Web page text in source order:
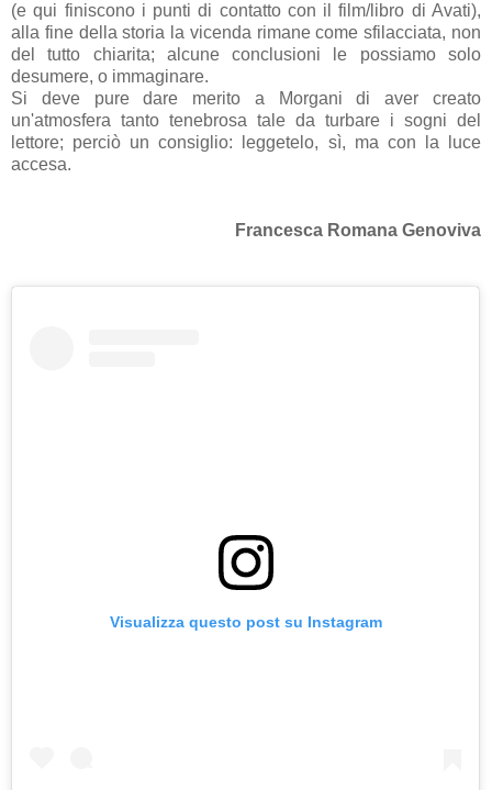
(e qui finiscono i punti di contatto con il film/libro di Avati),
alla fine della storia la vicenda rimane come sfilacciata, non
del tutto chiarita; alcune conclusioni le possiamo solo
desumere, o immaginare.
Si deve pure dare merito a Morgani di aver creato
un'atmosfera tanto tenebrosa tale da turbare i sogni del
lettore; perciò un consiglio: leggetelo, sì, ma con la luce
accesa.
Francesca Romana Genoviva
Visualizza questo post su Instagram